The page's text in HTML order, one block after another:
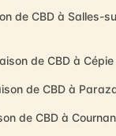
de CBD à Salles-
de CBD à
de CBD à
de CBD à